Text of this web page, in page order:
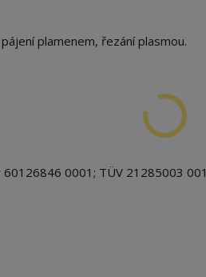
plamenem, řezání plasmou.
60126846 0001; TÜV 21285003 001